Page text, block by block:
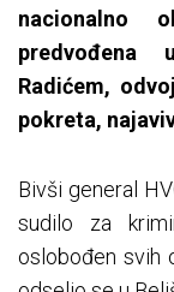
nacionalno
predvođena
Radićem,
pokreta,
Bivši general
sudilo za
oslobođen svih